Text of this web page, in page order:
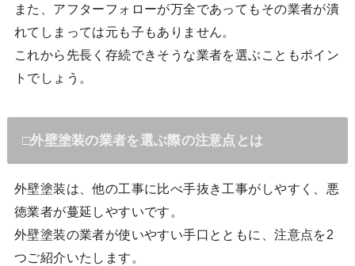
また、アフターフォローが万全であってもその業者が潰
れてしまっては元も子もありません。
これから先長く存続できそうな業者を選ぶこともポイン
トでしょう。
□外壁塗装の業者を選ぶ際の注意点とは
外壁塗装は、他の工事に比べ手抜き工事がしやすく、悪
徳業者が蔓延しやすいです。
外壁塗装の業者が使いやすい手口とともに、注意点を2
つご紹介いたします。